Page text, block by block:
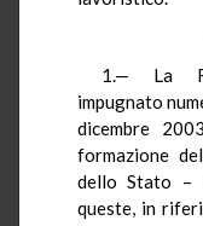
1.— La
impugnato
dicembre
formazione
dello Stato –
queste, in